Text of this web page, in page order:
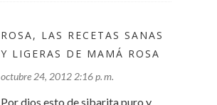
ROSA, LAS RECETAS SANAS
Y LIGERAS DE MAMÁ ROSA
octubre 24, 2012 2:16 p. m.
Por dios esto de sibarita puro y